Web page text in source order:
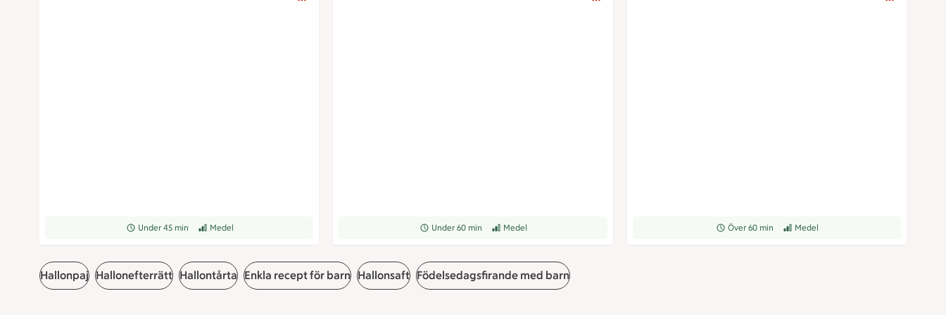
Receptet tar Under 45 min att tillaga
Under 45 min Receptet har Medel svårighetsgrad
Medel Receptet tar Under 60 min att tillaga
Under 60 min Receptet har Medel svårighetsgrad
Medel Receptet tar Över 60 min att tillaga
Över 60 min Receptet har Medel svårighetsgrad
Medel
Hallonpaj Hallonefterrätt Hallontårta Enkla recept för barn Hallonsaft Födelsedagsfirande med barn